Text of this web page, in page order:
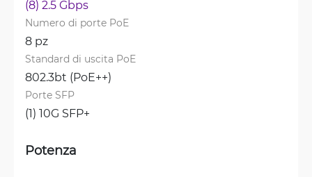
(8) 2.5 Gbps
Numero di porte PoE
8 pz
Standard di uscita PoE
802.3bt (PoE++)
Porte SFP
(1) 10G SFP+
Potenza